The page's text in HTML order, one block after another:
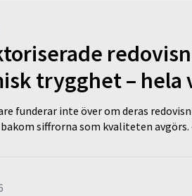
trygghet – hela
funderar inte över om deras
siffrorna som kvaliteten